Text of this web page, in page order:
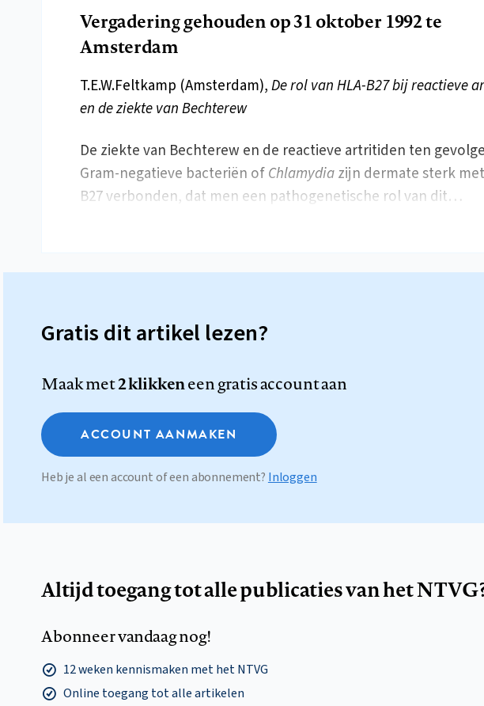
Vergadering gehouden op 31 oktober 1992 te
Amsterdam
T.E.W.Feltkamp (Amsterdam),De rol van HLA-B27 bij reactieve
en de ziekte van Bechterew
De ziekte van Bechterew en de reactieve artritiden ten
Gram-negatieve bacteriën ofChlamydiazijn dermate sterk
B27 verbonden, dat men een pathogenetische rol van dit…
Gratis dit artikel lezen?
Maak met2 klikkeneen gratis account aan
ACCOUNT AANMAKEN
Heb je al een account of een abonnement? Inloggen
Altijd toegang tot alle publicaties van het
Abonneer vandaag nog!
12 weken kennismaken met het NTVG
Online toegang tot alle artikelen